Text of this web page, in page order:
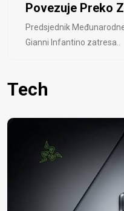
Povezuje Preko
Predsjednik
Gianni Infantino zatresa..
Tech